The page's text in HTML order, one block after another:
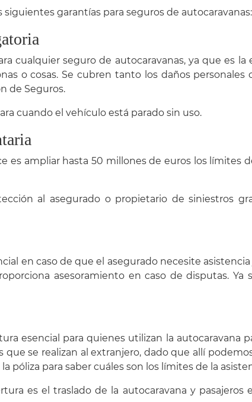
garantías para seguros de autocaravanas:
cualquier seguro de autocaravanas, ya que es
o cosas. Se cubren tanto los daños
de Seguros.
cuando el vehículo está parado sin uso.
es ampliar hasta 50 millones de euros los límites
al asegurado o propietario de siniestros
en caso de que el asegurado necesite
asesoramiento en caso de disputas. Ya
esencial para quienes utilizan la autocaravana
se realizan al extranjero, dado que allí
póliza para saber cuáles son los límites de la
es el traslado de la autocaravana y